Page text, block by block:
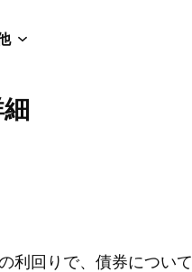
利回りで、債券につい